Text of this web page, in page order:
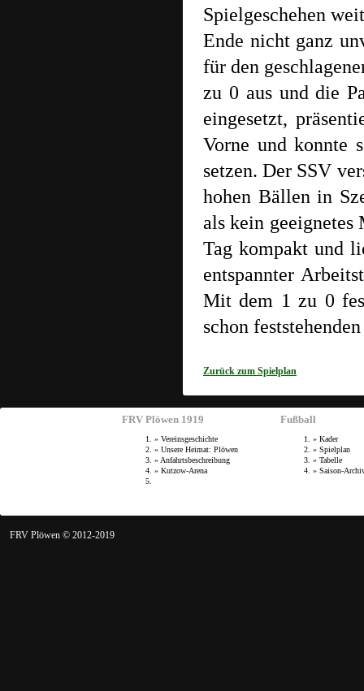
Spielgeschehen
Ende nicht ganz
für den
zu 0 aus und die
eingesetzt,
Vorne und konnte
setzen. Der SSV
hohen Bällen in
als kein geeignetes
Tag kompakt und
entspannter
Mit dem 1 zu 0
schon
Zurück zum Spielplan
FRV Plöwen 1919
» Vereinsgeschichte
» Unsere Heimat: Plöwen
» Anfahrtsbeschreibung
» Kutzow-Arena
Fußball
» Kader
» Spielplan
» Tabelle
» Saison-
FRV Plöwen © 2012-2019